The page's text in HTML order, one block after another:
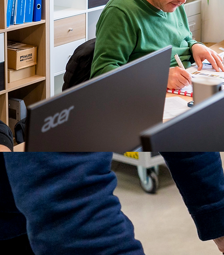
VOLG ONS
© 2026 Absolem. Alle rechten voorbehouden.
Privacy Policy
Cookiebeleid